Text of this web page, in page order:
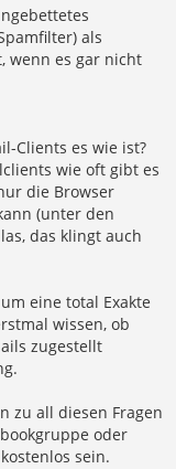
als
wenn es gar nicht
Clients es wie ist?
wie oft gibt es
die Browser
(unter den
das klingt auch
eine total Exakte
wissen, ob
zugestellt
zu all diesen Fragen
oder
sein.